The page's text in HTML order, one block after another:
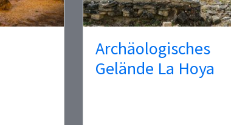
Archäologisches
Gelände La Hoya